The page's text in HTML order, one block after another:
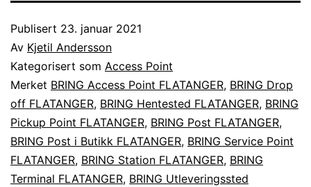
Publisert 23. januar 2021
Av Kjetil Andersson
Kategorisert som Access Point
Merket BRING Access Point FLATANGER, BRING Drop
off FLATANGER, BRING Hentested FLATANGER, BRING
Pickup Point FLATANGER, BRING Post FLATANGER,
BRING Post i Butikk FLATANGER, BRING Service Point
FLATANGER, BRING Station FLATANGER, BRING
Terminal FLATANGER, BRING Utleveringssted